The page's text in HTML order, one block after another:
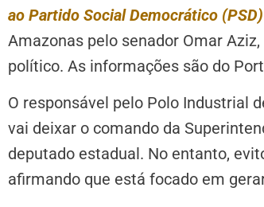
ao Partido Social Democrático
Amazonas pelo senador Omar
político. As informações são do
O responsável pelo Polo Industrial
vai deixar o comando da
deputado estadual. No entanto,
afirmando que está focado em